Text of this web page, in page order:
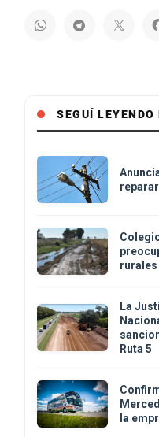
SEGUÍ LEYENDO
rurales
La
Ruta 5
la